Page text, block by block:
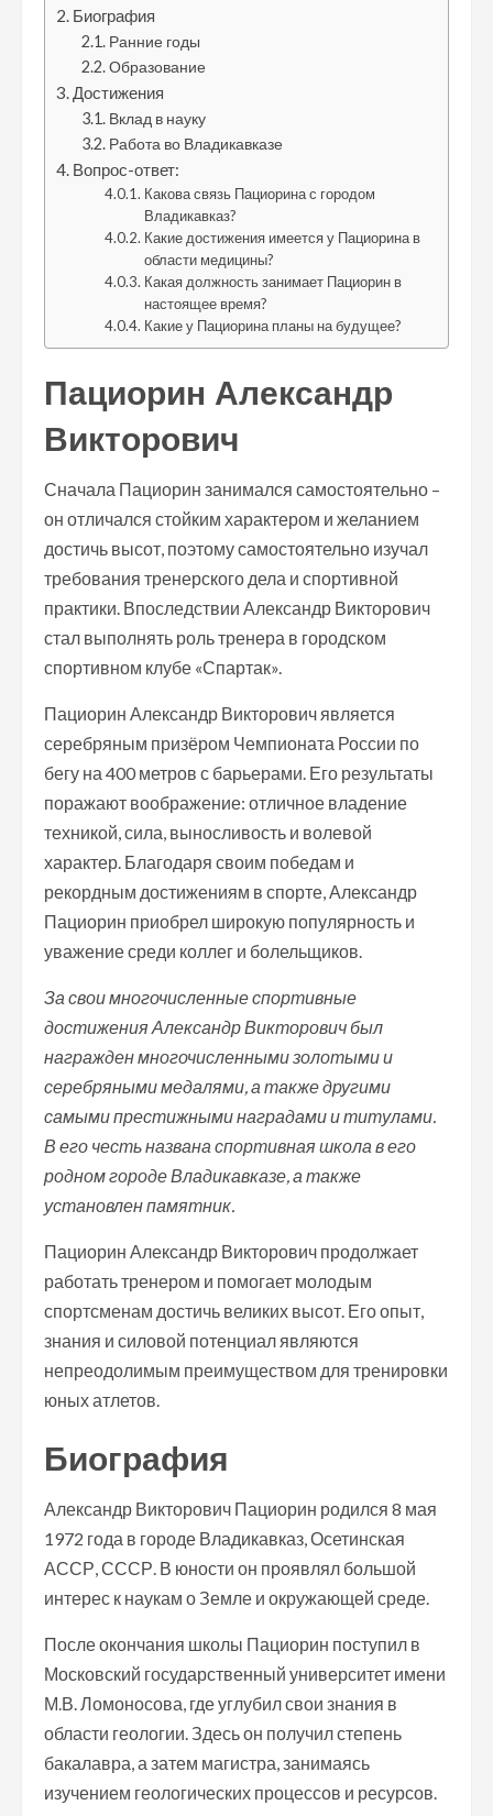
Биография
Ранние годы
Образование
Достижения
Вклад в науку
Работа во Владикавказе
Вопрос-ответ:
Какова связь Пациорина с городом
Владикавказ?
Какие достижения имеется у Пациорина в
области медицины?
Какая должность занимает Пациорин в
настоящее время?
Какие у Пациорина планы на будущее?
Пациорин Александр
Викторович
Сначала Пациорин занимался самостоятельно –
он отличался стойким характером и желанием
достичь высот, поэтому самостоятельно изучал
требования тренерского дела и спортивной
практики. Впоследствии Александр Викторович
стал выполнять роль тренера в городском
спортивном клубе «Спартак».
Пациорин Александр Викторович является
серебряным призёром Чемпионата России по
бегу на 400 метров с барьерами. Его результаты
поражают воображение: отличное владение
техникой, сила, выносливость и волевой
характер. Благодаря своим победам и
рекордным достижениям в спорте, Александр
Пациорин приобрел широкую популярность и
уважение среди коллег и болельщиков.
За свои многочисленные спортивные
достижения Александр Викторович был
награжден многочисленными золотыми и
серебряными медалями, а также другими
самыми престижными наградами и титулами.
В его честь названа спортивная школа в его
родном городе Владикавказе, а также
установлен памятник.
Пациорин Александр Викторович продолжает
работать тренером и помогает молодым
спортсменам достичь великих высот. Его опыт,
знания и силовой потенциал являются
непреодолимым преимуществом для тренировки
юных атлетов.
Биография
Александр Викторович Пациорин родился 8 мая
1972 года в городе Владикавказ, Осетинская
АССР, СССР. В юности он проявлял большой
интерес к наукам о Земле и окружающей среде.
После окончания школы Пациорин поступил в
Московский государственный университет имени
М.В. Ломоносова, где углубил свои знания в
области геологии. Здесь он получил степень
бакалавра, а затем магистра, занимаясь
изучением геологических процессов и ресурсов.